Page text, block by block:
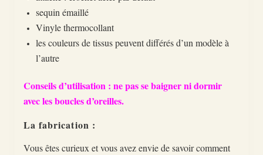
sequin émaillé
Vinyle thermocollant
les couleurs de tissus peuvent différés d’un modèle à
l’autre
Conseils d’utilisation : ne pas se baigner ni dormir
avec les boucles d’oreilles.
La fabrication :
Vous êtes curieux et vous avez envie de savoir comment